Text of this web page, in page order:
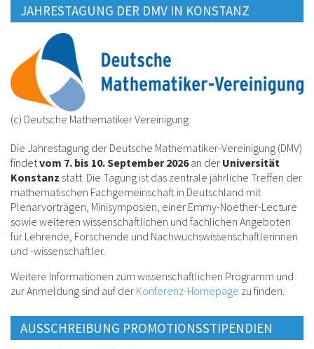
JAHRESTAGUNG DER DMV IN KONSTANZ
(c) Deutsche Mathematiker Vereinigung
Die Jahrestagung der Deutsche Mathematiker-Vereinigung (DMV)
findetvom 7. bis 10. September 2026an der Universität
Konstanz statt. Die Tagung ist das zentrale jährliche Treffen der
mathematischen Fachgemeinschaft in Deutschland mit
Plenarvorträgen, Minisymposien, einer Emmy-Noether-Lecture
sowie weiteren wissenschaftlichen und fachlichen Angeboten
für Lehrende, Forschende und Nachwuchswissenschaftlerinnen
und -wissenschaftler.
Weitere Informationen zum wissenschaftlichen Programm und
zur Anmeldung sind auf der Konferenz-Homepage zu finden.
AUSSCHREIBUNG PROMOTIONSSTIPENDIEN